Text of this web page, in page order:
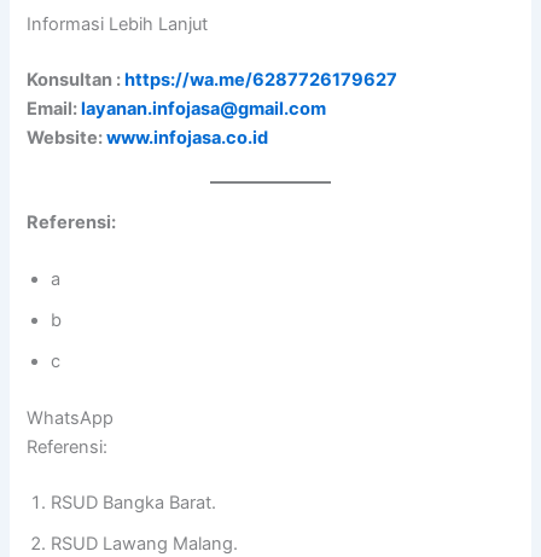
Informasi Lebih Lanjut
Konsultan :https://wa.me/6287726179627
Email:layanan.infojasa@gmail.com
Website:www.infojasa.co.id
Referensi:
a
b
c
WhatsApp
Referensi:
RSUD Bangka Barat.
RSUD Lawang Malang.